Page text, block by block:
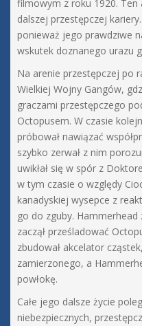
filmowym z roku 1920. Ten
dalszej przestępczej
ponieważ jego prawdziwe
wskutek doznanego urazu
Na arenie przestępczej po
Wielkiej Wojny Gangów,
graczami przestępczego
Octopusem. W czasie
próbował nawiązać
szybko zerwał z nim
uwikłał się w spór z
w tym czasie o względy
kanadyskiej wysepce z
go do zguby. Hammerhead
zaczął prześladować
zbudował akcelator
zamierzonego, a
powłokę.
Całe jego dalsze życie
niebezpiecznych,